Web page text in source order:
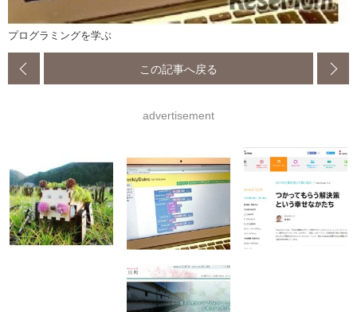
プログラミングを学ぶ
この記事へ戻る
advertisement